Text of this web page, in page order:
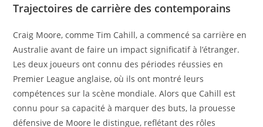
Trajectoires de carrière des contemporains
Craig Moore, comme Tim Cahill, a commencé sa carrière en
Australie avant de faire un impact significatif à l’étranger.
Les deux joueurs ont connu des périodes réussies en
Premier League anglaise, où ils ont montré leurs
compétences sur la scène mondiale. Alors que Cahill est
connu pour sa capacité à marquer des buts, la prouesse
défensive de Moore le distingue, reflétant des rôles